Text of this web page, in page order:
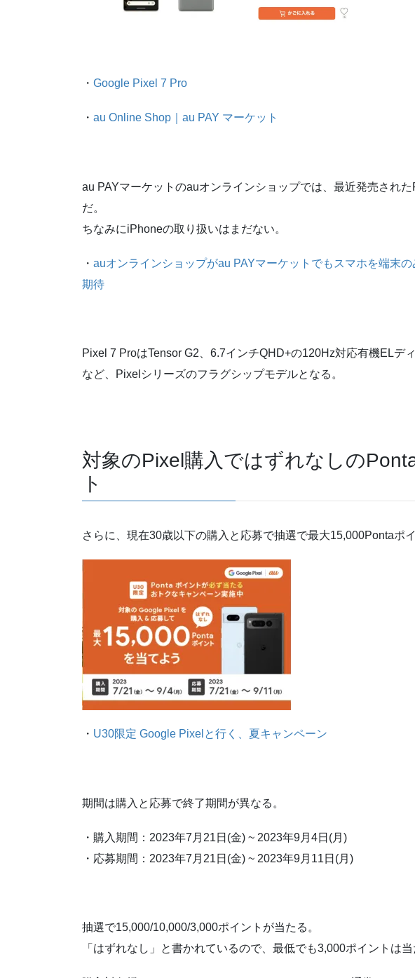
・ Google Pixel 7 Pro
・ au Online Shop｜au PAY マーケット
au PAYマーケットのauオンラインショップでは、最近発売され
だ。
ちなみにiPhoneの取り扱いはまだない。
・ auオンラインショップがau PAYマーケットでもスマホを端末
期待
Pixel 7 ProはTensor G2、6.7インチQHD+の120Hz対応有機ELデ
など、Pixelシリーズのフラグシップモデルとなる。
対象のPixel購入ではずれなしの
ト
さらに、現在30歳以下の購入と応募で抽選で最大15,000Pontaポ
・ U30限定 Google Pixelと行く、夏キャンペーン
期間は購入と応募で終了期間が異なる。
・購入期間：2023年7月21日(金) ~ 2023年9月4日(月)
・応募期間：2023年7月21日(金) ~ 2023年9月11日(月)
抽選で15,000/10,000/3,000ポイントが当たる。
「はずれなし」と書かれているので、最低でも3,000ポイントは当